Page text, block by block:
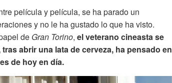
película y película, se ha parado un
y no le ha gustado lo que ha visto.
de Gran Torino, el veterano cineasta se
abrir una lata de cerveza, ha pensado en
de hoy en día.